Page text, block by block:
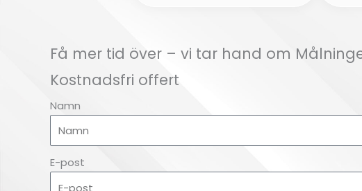
Få mer tid över – vi tar hand om
Kostnadsfri offert
Namn
E-post